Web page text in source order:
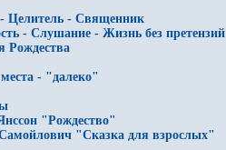
Целитель - Священник
- Слушание - Жизнь без претензий
Рождества
- "далеко"
"Рождество"
"Сказка для взрослых"